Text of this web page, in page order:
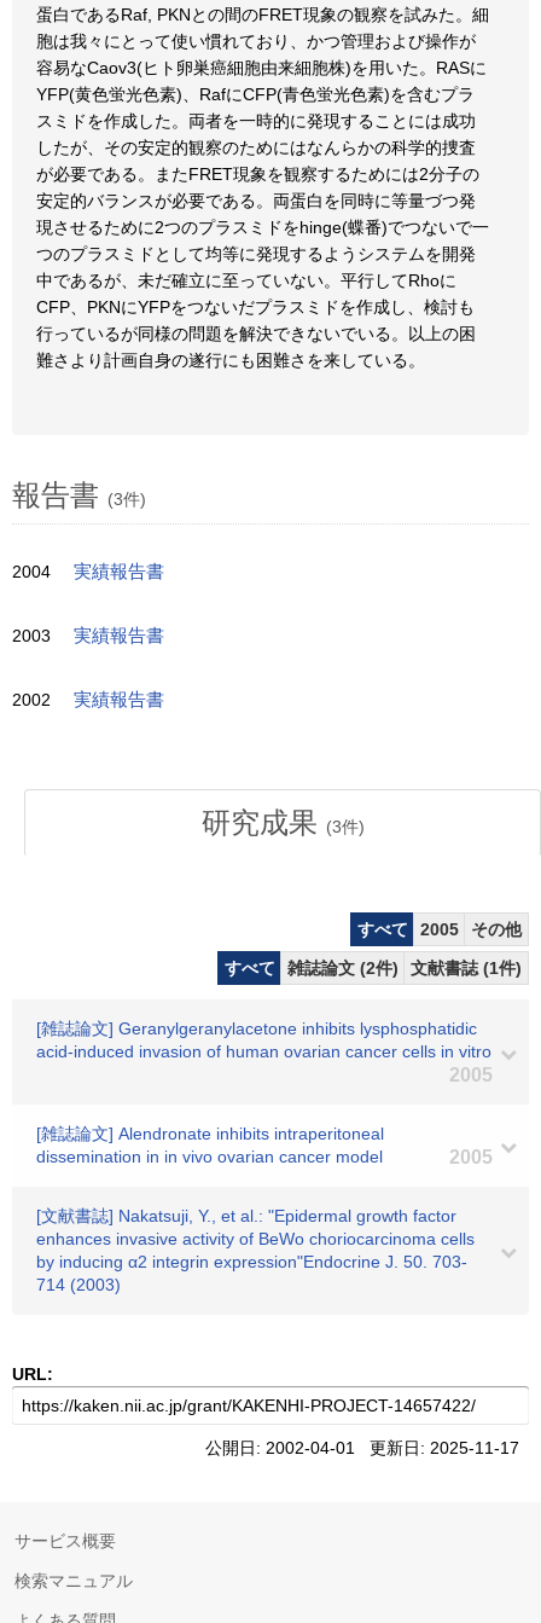
蛋白であるRaf, PKNとの間のFRET現象の観察を試みた。細
胞は我々にとって使い慣れており、かつ管理および操作が
容易なCaov3(ヒト卵巣癌細胞由来細胞株)を用いた。RASに
YFP(黄色蛍光色素)、RafにCFP(青色蛍光色素)を含むプラ
スミドを作成した。両者を一時的に発現することには成功
したが、その安定的観察のためにはなんらかの科学的捜査
が必要である。またFRET現象を観察するためには2分子の
安定的バランスが必要である。両蛋白を同時に等量づつ発
現させるために2つのプラスミドをhinge(蝶番)でつないで一
つのプラスミドとして均等に発現するようシステムを開発
中であるが、未だ確立に至っていない。平行してRhoに
CFP、PKNにYFPをつないだプラスミドを作成し、検討も
行っているが同様の問題を解決できないでいる。以上の困
難さより計画自身の遂行にも困難さを来している。
報告書 (3件)
2004 実績報告書
2003 実績報告書
2002 実績報告書
研究成果 (3件)
すべて 2005
その他
すべて
雑誌論文 (2件) 文献書誌 (1件)
[雑誌論文] Geranylgeranylacetone inhibits lysphosphatidic
acid-induced invasion of human ovarian cancer cells in vitro
2005
[雑誌論文] Alendronate inhibits intraperitoneal
dissemination in in vivo ovarian cancer model
2005
[文献書誌] Nakatsuji, Y., et al.: "Epidermal growth factor
enhances invasive activity of BeWo choriocarcinoma cells
by inducing α2 integrin expression"Endocrine J. 50. 703-
714 (2003)
URL:
公開日: 2002-04-01 更新日: 2025-11-17
サービス概要
検索マニュアル